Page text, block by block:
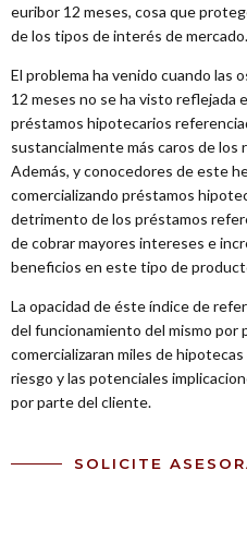
euribor 12 meses, cosa que
de los tipos de interés de mercado.
El problema ha venido cuando las
12 meses no se ha visto reflejada
préstamos hipotecarios
sustancialmente más caros de los
Además, y conocedores de este
comercializando préstamos
detrimento de los préstamos
de cobrar mayores intereses e
beneficios en este tipo de
La opacidad de éste índice de
del funcionamiento del mismo
comercializaran miles de
riesgo y las potenciales
por parte del cliente.
SOLICITE